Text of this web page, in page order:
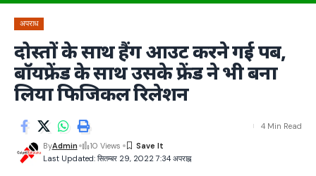
अपराध
दोस्तों के साथ हैंग आउट करने गई पब,
बॉयफ्रेंड के साथ उसके फ्रेंड ने भी बना
लिया फिजिकल रिलेशन
Last Updated: सितम्बर 29, 2022 7:34 अपराह्न
ByAdmin 10 Views
4 Min Read